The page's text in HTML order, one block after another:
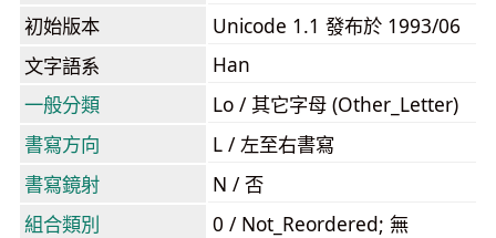
初始版本
Unicode 1.1 發布於 1993/06
文字語系
Han
一般分類
Lo / 其它字母 (Other_Letter)
書寫方向
L / 左至右書寫
書寫鏡射
N / 否
組合類別
0 / Not_Reordered; 無